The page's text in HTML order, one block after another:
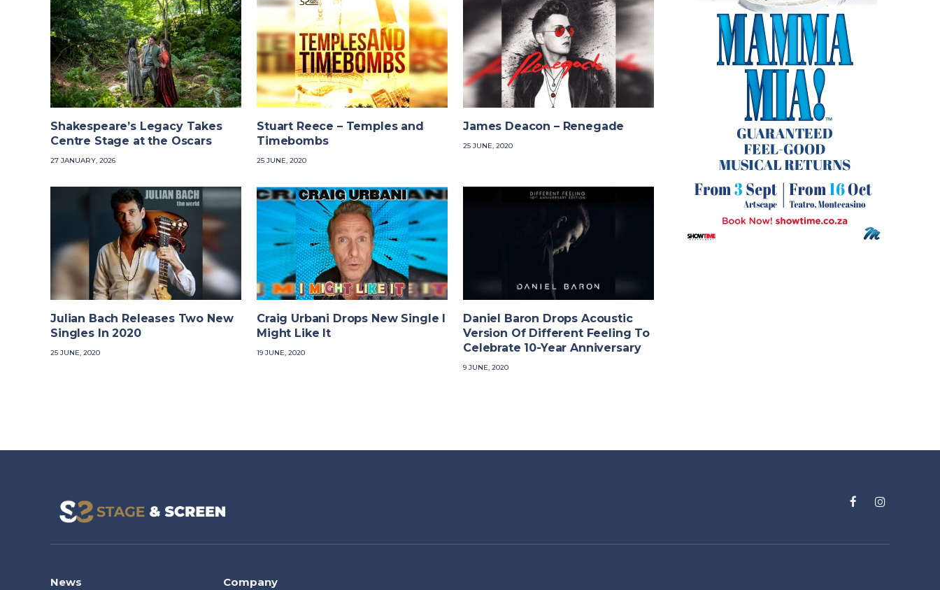
Shakespeare’s Legacy Takes
Centre Stage at the Oscars
27 JANUARY, 2026
Stuart Reece – Temples and
Timebombs
25 JUNE, 2020
James Deacon – Renegade
25 JUNE, 2020
Julian Bach Releases Two New
Singles In 2020
25 JUNE, 2020
Craig Urbani Drops New Single I
Might Like It
19 JUNE, 2020
Daniel Baron Drops Acoustic
Version Of Different Feeling To
Celebrate 10-Year Anniversary
9 JUNE, 2020
FacebookInstagram
News Company